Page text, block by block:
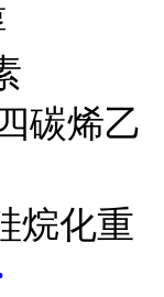
碳烯乙
烷化重